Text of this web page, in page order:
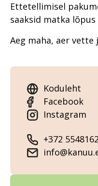
Ettetellimisel
saaksid matka
Aeg maha, aer vette
Koduleht
Facebook
Instagram
+372 5548162